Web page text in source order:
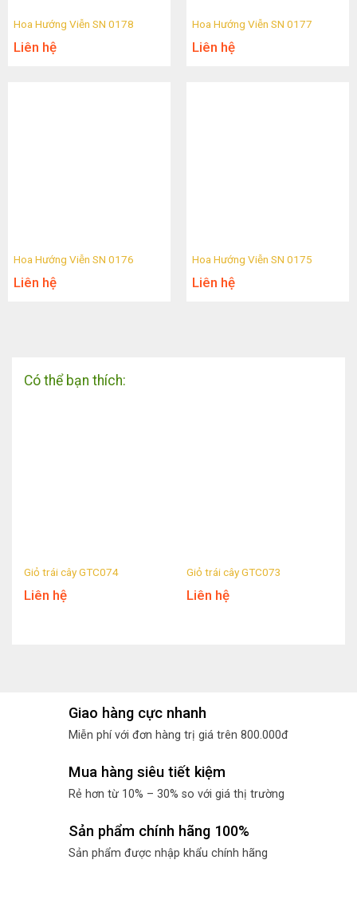
Hoa Hướng Viễn SN 0178
Liên hệ
Hoa Hướng Viễn SN 0177
Liên hệ
Hoa Hướng Viễn SN 0176
Liên hệ
Hoa Hướng Viễn SN 0175
Liên hệ
Có thể bạn thích:
Giỏ trái cây GTC074
Liên hệ
Giỏ trái cây GTC073
Liên hệ
Giao hàng cực nhanh
Miễn phí với đơn hàng trị giá trên 800.000đ
Mua hàng siêu tiết kiệm
Rẻ hơn từ 10% – 30% so với giá thị trường
Sản phẩm chính hãng 100%
Sản phẩm được nhập khẩu chính hãng